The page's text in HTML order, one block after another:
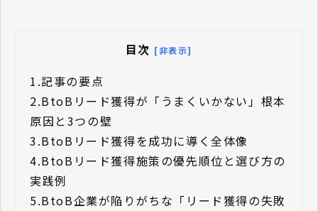
目次 [非表示]
1.記事の要点
2.BtoBリード獲得が「うまくいかない」根本
原因と3つの壁
3.BtoBリード獲得を成功に導く全体像
4.BtoBリード獲得施策の優先順位と選び方の
実践例
5.BtoB企業が陥りがちな「リード獲得の失敗